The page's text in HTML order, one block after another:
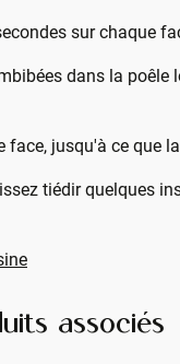
sur chaque
dans la poêle
face, jusqu'à ce que
tiédir quelques
associés